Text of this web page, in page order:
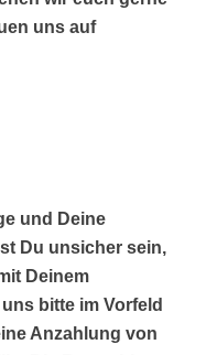
uns auf
und Deine
Du unsicher sein,
Deinem
bitte im Vorfeld
Anzahlung von